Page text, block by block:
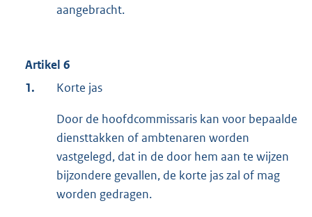
aangebracht.
Artikel 6
1.
Korte jas
Door de hoofdcommissaris kan voor bepaalde
diensttakken of ambtenaren worden
vastgelegd, dat in de door hem aan te wijzen
bijzondere gevallen, de korte jas zal of mag
worden gedragen.